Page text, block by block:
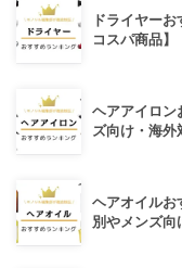
ドライヤー
コスパ商品】
ヘアアイロン
ズ向け・海外
ヘアオイルお
別やメンズ向